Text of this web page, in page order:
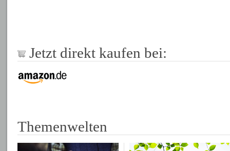
Jetzt direkt kaufen bei:
Themenwelten